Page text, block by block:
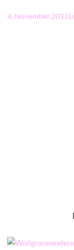
4. November 2011